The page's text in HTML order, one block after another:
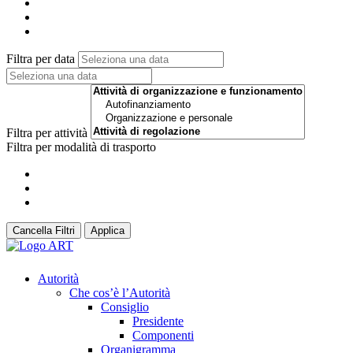
Filtra per data
Filtra per attività
Filtra per modalità di trasporto
Cancella Filtri Applica
Autorità
Che cos’è l’Autorità
Consiglio
Presidente
Componenti
Organigramma